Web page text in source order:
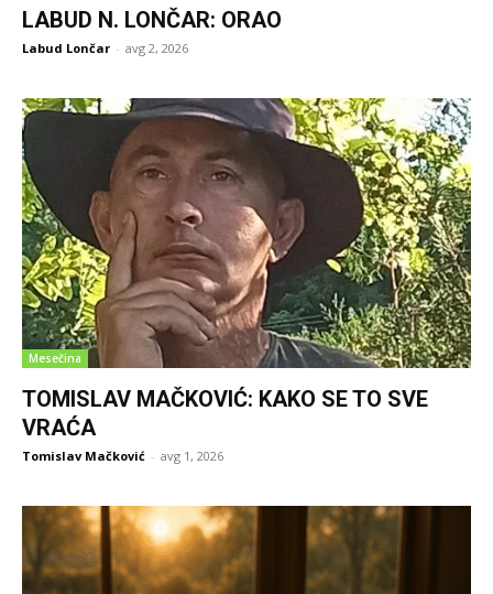
LABUD N. LONČAR: ORAO
Labud Lončar - avg 2, 2026
Mesečina
TOMISLAV MAČKOVIĆ: KAKO SE TO SVE
VRAĆA
Tomislav Mačković - avg 1, 2026